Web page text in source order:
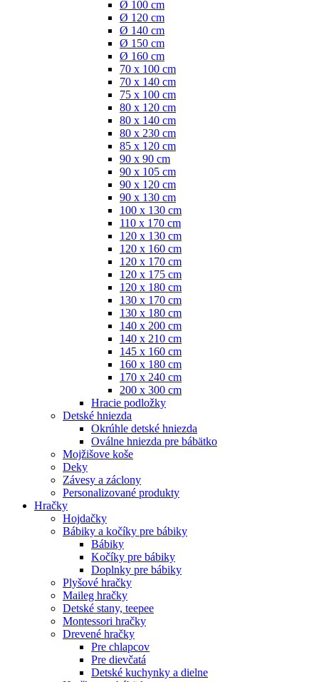
Ø 100 cm
Ø 120 cm
Ø 140 cm
Ø 150 cm
Ø 160 cm
70 x 100 cm
70 x 140 cm
75 x 100 cm
80 x 120 cm
80 x 140 cm
80 x 230 cm
85 x 120 cm
90 x 90 cm
90 x 105 cm
90 x 120 cm
90 x 130 cm
100 x 130 cm
110 x 170 cm
120 x 130 cm
120 x 160 cm
120 x 170 cm
120 x 175 cm
120 x 180 cm
130 x 170 cm
130 x 180 cm
140 x 200 cm
140 x 210 cm
145 x 160 cm
160 x 180 cm
170 x 240 cm
200 x 300 cm
Hracie podložky
Detské hniezda
Okrúhle detské hniezda
Oválne hniezda pre bábätko
Mojžišove koše
Deky
Závesy a záclony
Personalizované produkty
Hračky
Hojdačky
Bábiky a kočíky pre bábiky
Bábiky
Kočíky pre bábiky
Doplnky pre bábiky
Plyšové hračky
Maileg hračky
Detské stany, teepee
Montessori hračky
Drevené hračky
Pre chlapcov
Pre dievčatá
Detské kuchynky a dielne